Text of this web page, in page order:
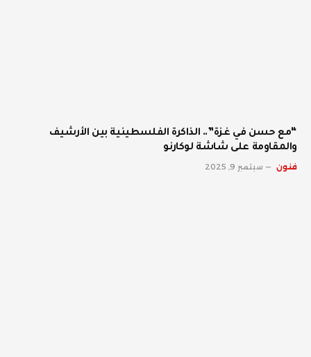
“مع حسن في غزة”.. الذاكرة الفلسطينية بين الأرشيف
والمقاومة على شاشة لوكارنو
فنون سبتمبر 9, 2025